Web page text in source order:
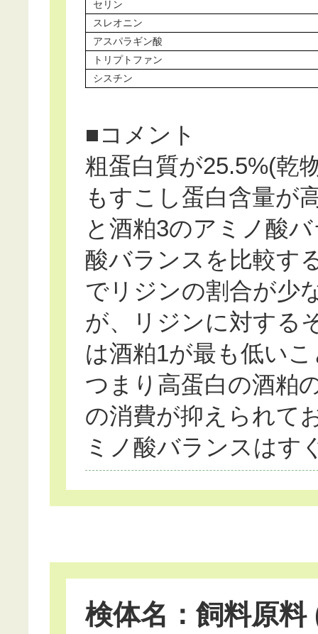
セリン
スレオニン
アスパラギン酸
トリプトファン
シスチン
■コメント
粗蛋白質が25.5%(乾
もすこし蛋白含量が
と酒粕3のアミノ酸
酸バランスを比較す
でリジンの割合が少
が、リジンに対する
は酒粕1が最も低い
つまり高蛋白の酒粕
の消費が抑えられて
ミノ酸バランスはす
検体名：飼料原